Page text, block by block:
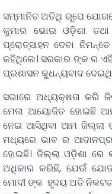
ସମ୍ମାନିତ ଅତିଥି ରୂପେ
କୁମାର ଭୋଇ ଓଡ଼ିଶା
ପ୍ରୋତ୍ସାହନ ଦେବା
କହିଥିଲେ। ସରକାର ଙ୍କ ର
ପ୍ରଶାସନ କୁଧନ୍ୟବାଦ
ସଭାରେ ଅଧ୍ୟକ୍ଷତା କରି
ମେଳା ଆୟୋଜିତ ହୋଇଛି
ନେଇ ଆସିଥିବା ଆମ ଜିଲ୍ଲା
ମଧ୍ୟରେ ଭାବ ର
ହୋଇଛି। ଜିଲ୍ଲା ଓଡ଼ିଶା
ଅଧିକାର କରିଛି, ଯେଉଁ
ମୋଦୀ ଙ୍କ ହୃଦୟ ଅତି